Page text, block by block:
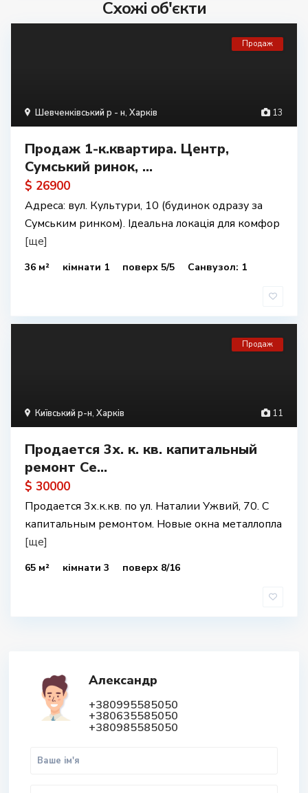
Схожі об'єкти
13
Шевченківський р - н, Харків
Продаж
Продаж 1-к.квартира. Центр,
Сумський ринок, ...
$ 26900
Адреса: вул. Культури, 10 (будинок одразу за
Сумським ринком). Ідеальна локація для комфор
[ще]
36 м² кімнати 1 поверх 5/5 Санвузол: 1
11
Київський р-н, Харків
Продаж
Продается 3х. к. кв. капитальный
ремонт Се...
$ 30000
Продается 3х.к.кв. по ул. Наталии Ужвий, 70. С
капитальным ремонтом. Новые окна металлопла
[ще]
65 м² кімнати 3 поверх 8/16
Александр
+380995585050
+380635585050
+380985585050